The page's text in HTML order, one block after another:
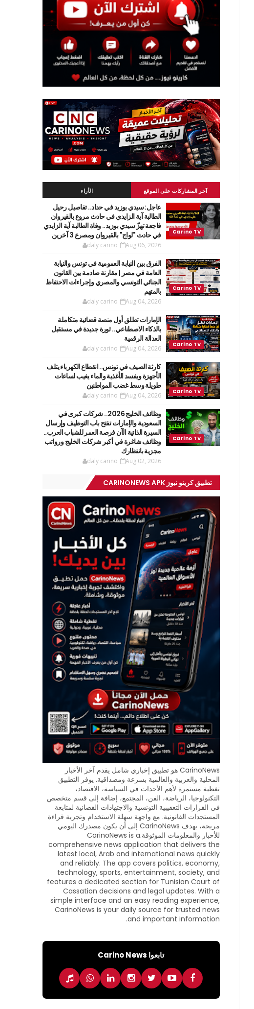
آخر المشاركات على الموقع الأراء
عاجل: سيدي بوزيد في حداد.. تفاصيل رحيل
الطالبة آية الزايدي في حادث مروع بالقيروان
فاجعة تهزّ سيدي بوزيد.. وفاة الطالبة آية الزايدي
في حادث "لواج" بالقيروان ومصرع 3 آخرين
daly carino Aug 06, 2026
الفرق بين النيابة العمومية في تونس والنيابة
العامة في مصر | مقارنة صادمة بين القانون
الجنائي التونسي والمصري وإجراءات الاحتفاظ
بالمتهم
daly carino Aug 04, 2026
الإمارات تطلق أول منصة قضائية متكاملة
بالذكاء الاصطناعي.. ثورة جديدة في مستقبل
العدالة الرقمية
daly carino Aug 04, 2026
كارثة الصيف في تونس.. انقطاع الكهرباء يتلف
الأجهزة ويفسد الأغذية والماء يغيب لساعات
طويلة وسط غضب المواطنين
daly carino Aug 04, 2026
وظائف الخليج 2026.. شركات كبرى في
السعودية والإمارات تفتح باب التوظيف وإرسال
السيرة الذاتية الآن فرصة العمر للشباب العرب..
وظائف شاغرة في أكبر شركات الخليج ورواتب
مجزية بانتظارك
daly carino Aug 02, 2026
تطبيق كرينو نيوز CARINONEWS APK
CarinoNews هو تطبيق إخباري شامل يقدم آخر الأخبار
المحلية والعربية والعالمية بسرعة ومصداقية. يوفر التطبيق
تغطية مستمرة لأهم الأحداث في السياسة، الاقتصاد،
التكنولوجيا، الرياضة، الفن، المجتمع، إضافة إلى قسم متخصص
في القرارات التعقيبية التونسية والاجتهادات القضائية لمتابعة
المستجدات القانونية. مع واجهة سهلة الاستخدام وتجربة قراءة
مريحة، يهدف CarinoNews إلى أن يكون مصدرك اليومي
للأخبار والمعلومات الموثوقة.CarinoNews is a
comprehensive news application that delivers the
latest local, Arab and international news quickly
and reliably. The app covers politics, economy,
technology, sports, entertainment, society, and
features a dedicated section for Tunisian Court of
Cassation decisions and legal updates. With a
simple interface and an easy reading experience,
CarinoNews is your daily source for trusted news
and important information.
تابعوا Carino News